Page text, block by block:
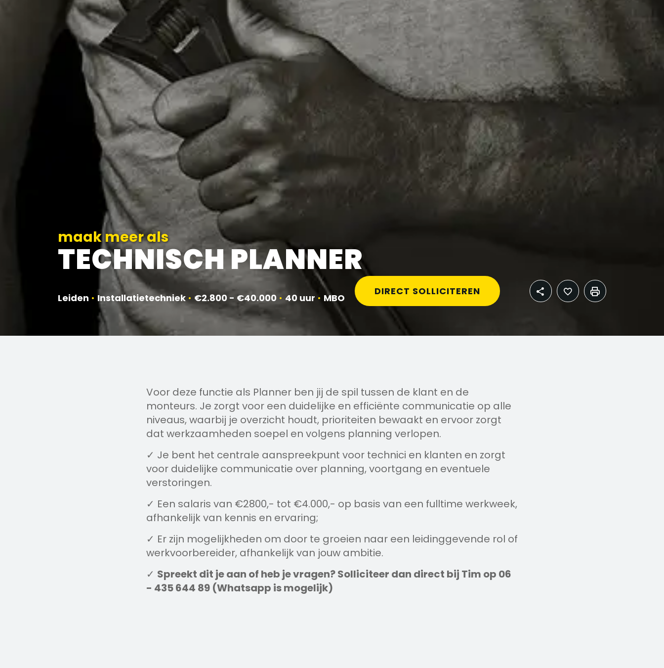
maak meer als
TECHNISCH PLANNER
Leiden • Installatietechniek • €2.800 - €40.000 • 40 uur • MBO
DIRECT SOLLICITEREN
Voor deze functie als Planner ben jij de spil tussen de klant en de
monteurs. Je zorgt voor een duidelijke en efficiënte communicatie op alle
niveaus, waarbij je overzicht houdt, prioriteiten bewaakt en ervoor zorgt
dat werkzaamheden soepel en volgens planning verlopen.
✓ Je bent het centrale aanspreekpunt voor technici en klanten en zorgt
voor duidelijke communicatie over planning, voortgang en eventuele
verstoringen.
✓ Een salaris van €2800,- tot €4.000,- op basis van een fulltime werkweek,
afhankelijk van kennis en ervaring;
✓ Er zijn mogelijkheden om door te groeien naar een leidinggevende rol of
werkvoorbereider, afhankelijk van jouw ambitie.
✓ Spreekt dit je aan of heb je vragen? Solliciteer dan direct bij Tim op 06
- 435 644 89 (Whatsapp is mogelijk)